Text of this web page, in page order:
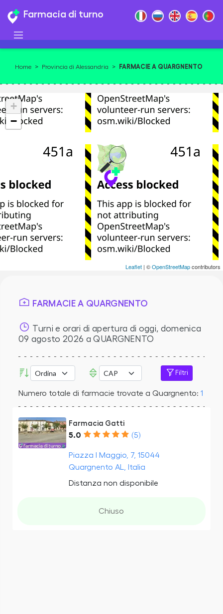
Farmacia di turno
Home > Provincia di Alessandria > FARMACIE A QUARGNENTO
+
−
Leaflet | ©OpenStreetMapcontributors
FARMACIE A QUARGNENTO
Turni e orari di apertura di oggi, domenica
09 agosto 2026 a QUARGNENTO
Filtri
Numero totale di farmacie trovate a Quargnento: 1
Farmacia Gatti
5.0 (5)
Piazza I Maggio, 7, 15044
Quargnento AL, Italia
Distanza non disponibile
Chiuso